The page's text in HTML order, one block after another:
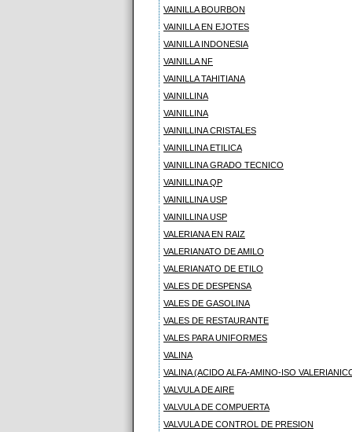
VAINILLA BOURBON
VAINILLA EN EJOTES
VAINILLA INDONESIA
VAINILLA NF
VAINILLA TAHITIANA
VAINILLINA
VAINILLINA
VAINILLINA CRISTALES
VAINILLINA ETILICA
VAINILLINA GRADO TECNICO
VAINILLINA QP
VAINILLINA USP
VAINILLINA USP
VALERIANA EN RAIZ
VALERIANATO DE AMILO
VALERIANATO DE ETILO
VALES DE DESPENSA
VALES DE GASOLINA
VALES DE RESTAURANTE
VALES PARA UNIFORMES
VALINA
VALINA (ACIDO ALFA-AMINO-ISO
VALVULA DE AIRE
VALVULA DE COMPUERTA
VALVULA DE CONTROL DE PRESION